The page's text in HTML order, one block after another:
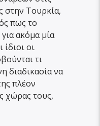
στην Τουρκία,
πως το
ακόμα μία
οι
τι
διαδικασία να
πλέον
χώρας τους,